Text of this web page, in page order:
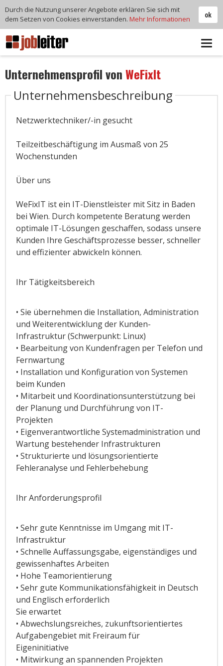
Unternehmensprofil vonWeFixIt
Unternehmensbeschreibung
Netzwerktechniker/-in gesucht
Teilzeitbeschäftigung im Ausmaß von 25
Wochenstunden
Über uns
WeFixIT ist ein IT-Dienstleister mit Sitz in Baden
bei Wien. Durch kompetente Beratung werden
optimale IT-Lösungen geschaffen, sodass unsere
Kunden Ihre Geschäftsprozesse besser, schneller
und effizienter abwickeln können.
Ihr Tätigkeitsbereich
• Sie übernehmen die Installation, Administration
und Weiterentwicklung der Kunden-
Infrastruktur (Schwerpunkt: Linux)
• Bearbeitung von Kundenfragen per Telefon und
Fernwartung
• Installation und Konfiguration von Systemen
beim Kunden
• Mitarbeit und Koordinationsunterstützung bei
der Planung und Durchführung von IT-
Projekten
• Eigenverantwortliche Systemadministration und
Wartung bestehender Infrastrukturen
• Strukturierte und lösungsorientierte
Fehleranalyse und Fehlerbehebung
Ihr Anforderungsprofil
• Sehr gute Kenntnisse im Umgang mit IT-
Infrastruktur
• Schnelle Auffassungsgabe, eigenständiges und
gewissenhaftes Arbeiten
• Hohe Teamorientierung
• Sehr gute Kommunikationsfähigkeit in Deutsch
und Englisch erforderlich
Sie erwartet
• Abwechslungsreiches, zukunftsorientiertes
Aufgabengebiet mit Freiraum für
Eigeninitiative
• Mitwirkung an spannenden Projekten
ok
Durch die Nutzung unserer Angebote erklären Sie sich mit
dem Setzen von Cookies einverstanden. Mehr Informationen